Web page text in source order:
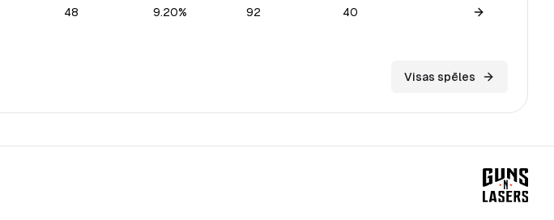
48 9.20% 92 40
View game
Visas spēles